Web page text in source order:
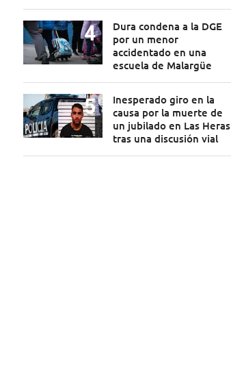
Dura condena a la DGE
por un menor
accidentado en una
escuela de Malargüe
Inesperado giro en la
causa por la muerte de
un jubilado en Las Heras
tras una discusión vial